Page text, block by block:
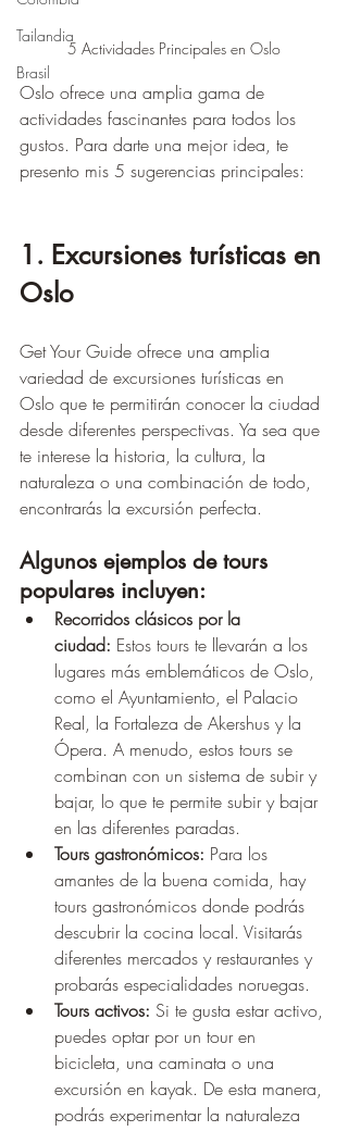
Tailandia
Brasil
5 Actividades Principales en Oslo
Oslo ofrece una amplia gama de
actividades fascinantes para todos los
gustos. Para darte una mejor idea, te
presento mis 5 sugerencias principales:
1. Excursiones turísticas en
Oslo
Get Your Guide ofrece una amplia
variedad de excursiones turísticas en
Oslo que te permitirán conocer la ciudad
desde diferentes perspectivas. Ya sea que
te interese la historia, la cultura, la
naturaleza o una combinación de todo,
encontrarás la excursión perfecta.
Algunos ejemplos de tours
populares incluyen:
Recorridos clásicos por la
ciudad: Estos tours te llevarán a los
lugares más emblemáticos de Oslo,
como el Ayuntamiento, el Palacio
Real, la Fortaleza de Akershus y la
Ópera. A menudo, estos tours se
combinan con un sistema de subir y
bajar, lo que te permite subir y bajar
en las diferentes paradas.
Tours gastronómicos: Para los
amantes de la buena comida, hay
tours gastronómicos donde podrás
descubrir la cocina local. Visitarás
diferentes mercados y restaurantes y
probarás especialidades noruegas.
Tours activos: Si te gusta estar activo,
puedes optar por un tour en
bicicleta, una caminata o una
excursión en kayak. De esta manera,
podrás experimentar la naturaleza